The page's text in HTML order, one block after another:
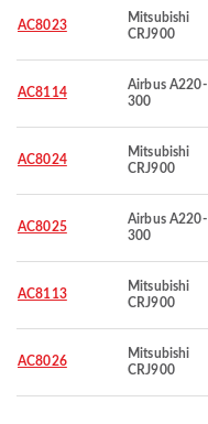
AC8023
Mitsubishi
CRJ900
AC8114
Airbus A220-
300
AC8024
Mitsubishi
CRJ900
AC8025
Airbus A220-
300
AC8113
Mitsubishi
CRJ900
AC8026
Mitsubishi
CRJ900